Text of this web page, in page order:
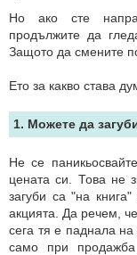
Но ако сте
продължите да
Защото да смените
Ето за какво става
1. Можете да
Не се
цената си. Това не
загуби са "на
акцията. Да речем,
сега тя е паднала
само при